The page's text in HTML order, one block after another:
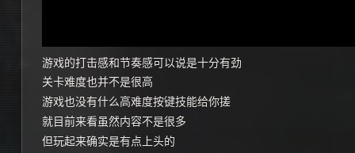
游戏的打击感和节奏感可以说是十分有劲
关卡难度也并不是很高
游戏也没有什么高难度按键技能给你搓
就目前来看虽然内容不是很多
但玩起来确实是有点上头的